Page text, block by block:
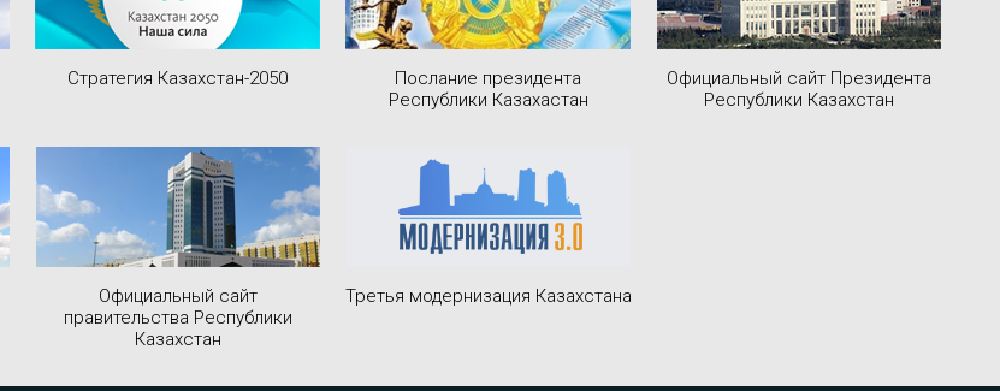
Стратегия Казахстан-2050
Послание президента
Республики Казахастан
Официальный сайт Президента
Республики Казахстан
Официальный сайт
правительства Республики
Казахстан
Третья модернизация Казахстана